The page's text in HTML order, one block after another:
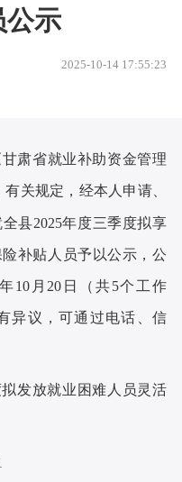
公示
2025-10-14 17:55:23
肃省就业补助资金管理
有关规定，经本人申请、
全县2025年度三季度拟享
补贴 人员予以公示 ，公
年10月 20 日 （共5个工作
异议，可通过电话、信
发放就业困难人员灵活